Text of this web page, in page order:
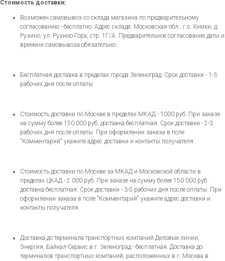
Стоимость доставки:
Возможен самовывоз со склада магазина по предварительному
согласованию - бесплатно. Адрес склада: Московская обл., г.о. Химки, д.
Рузино, ул. Рузино-Гора, стр. 1Г/А. Предварительное согласование даты и
времени самовывоза обязательно.
Бесплатная доставка в пределах города Зеленоград. Срок доставки - 1-3
рабочих дня после оплаты.
Стоимость доставки по Москве в пределах МКАД - 1000 руб. При заказе
на сумму более 150 000 руб. доставка бесплатная. Срок доставки - 2-3
рабочих дня после оплаты. При оформлении заказа в поле
"Комментарий" укажите адрес доставки и контакты получателя.
Стоимость доставки по Москве за МКАД и Московской области в
пределах ЦКАД - 2 000 руб. При заказе на сумму более 150 000 руб.
доставка бесплатная. Срок доставки - 3-5 рабочих дня после оплаты. При
оформлении заказа в поле "Комментарий" укажите адрес доставки и
контакты получателя.
Доставка до терминала транспортных компаний Деловые линии,
Энергия, Байкал-Сервис в г. Зеленоград - бесплатная. Доставка до
терминалов транспортных компаний, расположенных в г. Москва в